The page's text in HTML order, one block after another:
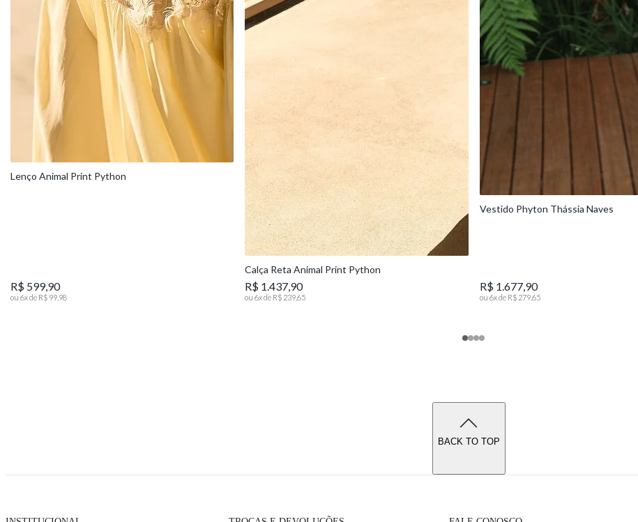
Lenço Animal Print Python
R$ 599,90
ou 6x de R$ 99,98
Calça Reta Animal Print Python
R$ 1.437,90
ou6x de R$ 239,65
Vestido Phyton Thássia Naves
R$ 1.677,90
ou 6x de R$ 279,65
BACK TO TOP